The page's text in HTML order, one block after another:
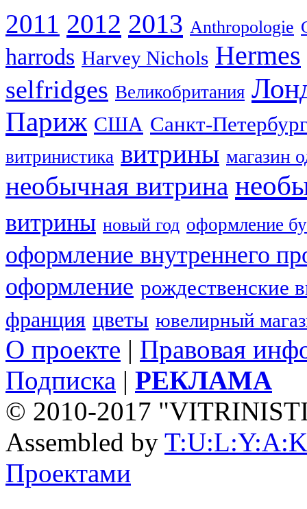
2011 2012 2013 Anthropologie
harrods Harvey Nichols Hermes
selfridges Великобритания
Париж США Санкт-
витринистика витрины магазин
необычная витрина
витрины новый год оформление
оформление внутреннего
оформление рождественские
франция цветы ювелирный
О проекте | Правовая
Подписка | РЕКЛАМА
© 2010-2017
Assembled by
Проектами